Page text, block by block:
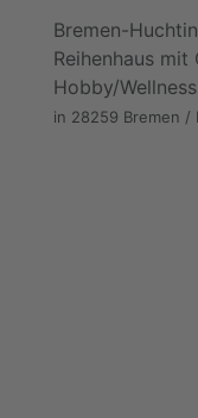
Bremen-
Reihenhaus mit
Hobby/
in 28259 Bremen /